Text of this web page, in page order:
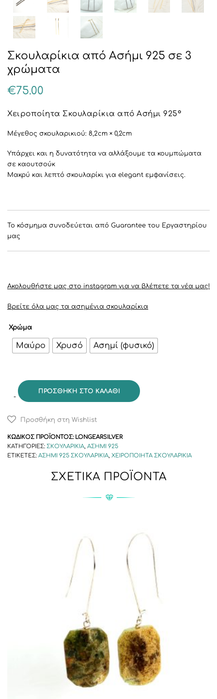
Σκουλαρίκια από Ασήμι 925 σε 3
χρώματα
€75.00
Χειροποίητα Σκουλαρίκια από Ασήμι 925°
Μέγεθος σκουλαρικιού: 8,2cm × 0,2cm
Υπάρχει και η δυνατότητα να αλλάξουμε τα κουμπώματα
σε καουτσούκ
Μακρύ και λεπτό σκουλαρίκι για elegant εμφανίσεις.
Το κόσμημα συνοδεύεται από Guarantee του Εργαστηρίου
μας
Ακολουθήστε μας στο instagram για να βλέπετε τα νέα μας!
Βρείτε όλα μας τα ασημένια σκουλαρίκια
Χρώμα
Μαύρο Χρυσό Ασημί (φυσικό)
ΠΡΟΣΘΉΚΗ ΣΤΟ ΚΑΛΆΘΙ
Προσθήκη στη Wishlist
ΚΩΔΙΚΌΣ ΠΡΟΪΌΝΤΟΣ: LONGEARSILVER
ΚΑΤΗΓΟΡΊΕΣ: ΣΚΟΥΛΑΡΊΚΙΑ, ΑΣΉΜΙ 925
ΕΤΙΚΈΤΕΣ: ΑΣΉΜΙ 925 ΣΚΟΥΛΑΡΊΚΙΑ, ΧΕΙΡΟΠΟΊΗΤΑ ΣΚΟΥΛΑΡΊΚΙΑ
ΣΧΕΤΙΚΆ ΠΡΟΪΌΝΤΑ